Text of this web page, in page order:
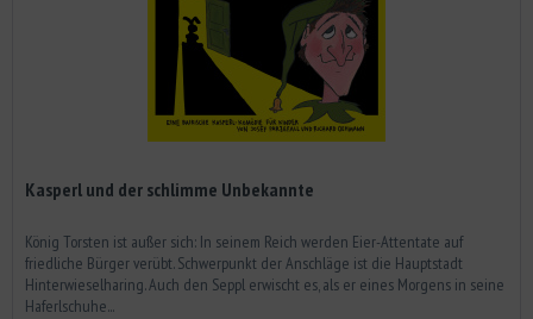
Kasperl und der schlimme Unbekannte
König Torsten ist außer sich: In seinem Reich werden Eier-Attentate auf
friedliche Bürger verübt. Schwerpunkt der Anschläge ist die Hauptstadt
Hinterwieselharing. Auch den Seppl erwischt es, als er eines Morgens in seine
Haferlschuhe...